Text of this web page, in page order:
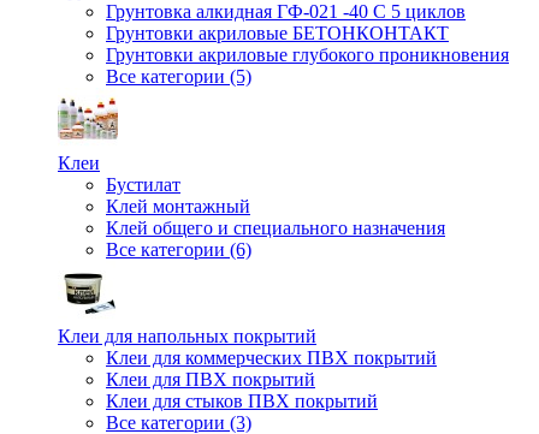
Грунтовка алкидная ГФ-021 -40 С 5 циклов
Грунтовки акриловые БЕТОНКОНТАКТ
Грунтовки акриловые глубокого проникновения
Все категории (5)
Клеи
Бустилат
Клей монтажный
Клей общего и специального назначения
Все категории (6)
Клеи для напольных покрытий
Клеи для коммерческих ПВХ покрытий
Клеи для ПВХ покрытий
Клеи для стыков ПВХ покрытий
Все категории (3)